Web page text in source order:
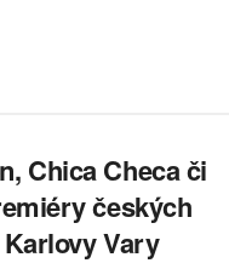
Chica Checa či
českých
Vary